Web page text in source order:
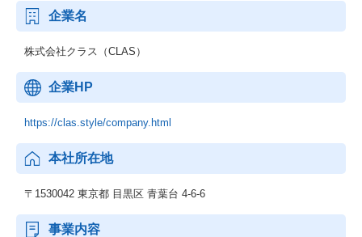
企業名
株式会社クラス（CLAS）
企業HP
https://clas.style/company.html
本社所在地
〒1530042 東京都 目黒区 青葉台 4-6-6
事業内容